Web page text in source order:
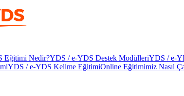
Eğitimi Nedir?YDS / e-YDS Destek ModülleriYDS / e-
YDS / e-YDS Kelime EğitimiOnline Eğitimimiz Nasıl